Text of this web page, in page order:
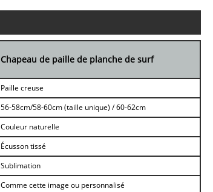
Chapeau de paille de planche de surf
Paille creuse
56-58cm/58-60cm (taille unique) / 60-62cm
Couleur naturelle
Écusson tissé
Sublimation
Comme cette image ou personnalisé